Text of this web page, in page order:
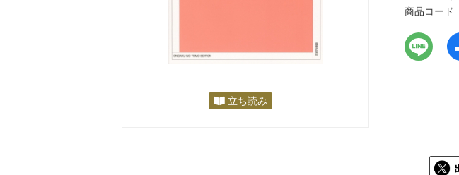
立ち読み
商品コード